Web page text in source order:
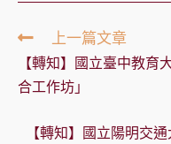
Read
more
articles
上一篇文章
【轉知】國立臺中教
合工作坊」
【轉知】國立陽明交